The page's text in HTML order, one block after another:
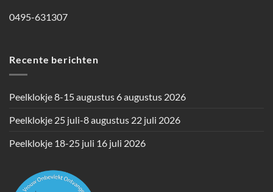
0495-631307
Recente berichten
Peelklokje 8-15 augustus 6 augustus 2026
Peelklokje 25 juli-8 augustus 22 juli 2026
Peelklokje 18-25 juli 16 juli 2026